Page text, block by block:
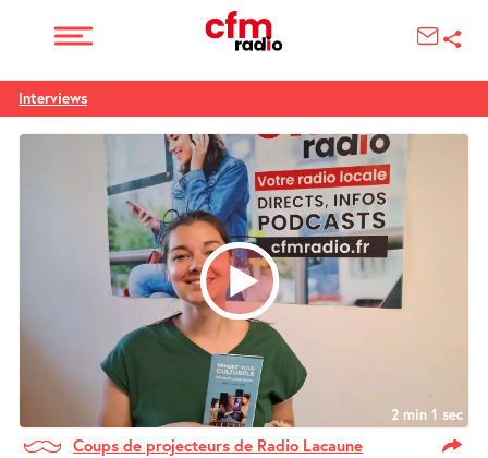
Interviews
2 min 1 sec
Coups de projecteurs de Radio Lacaune